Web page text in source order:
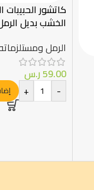
كاتشور
الخشب بديل الرمل 2.4
الرمل
59.00ر.س
-
+